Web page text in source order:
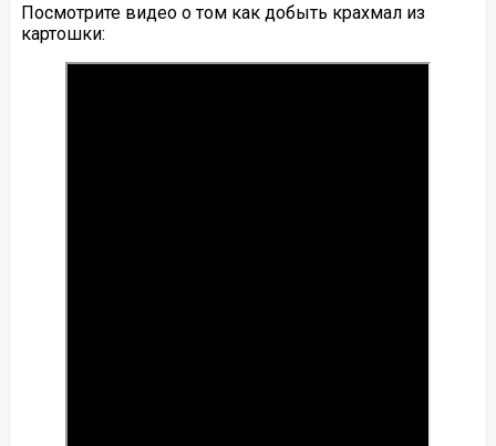
Посмотрите видео о том как добыть крахмал из
картошки: